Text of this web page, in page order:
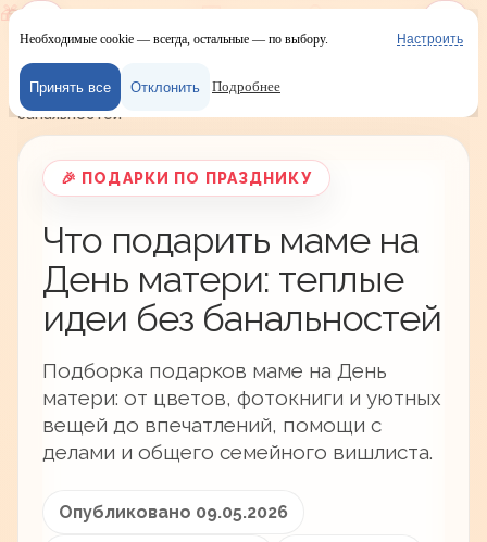
Меню Войти
Тайный Санта Идеи подарков Подарки по празднику
Что подарить маме на День матери: теплые идеи без
банальностей
🎉 ПОДАРКИ ПО ПРАЗДНИКУ
Что подарить маме на
День матери: теплые
идеи без банальностей
Подборка подарков маме на День
матери: от цветов, фотокниги и уютных
вещей до впечатлений, помощи с
делами и общего семейного вишлиста.
Опубликовано 09.05.2026
Наш сайт
Настроить
Необходимые cookie — всегда, остальные — по выбору.
Принять все Отклонить Подробнее